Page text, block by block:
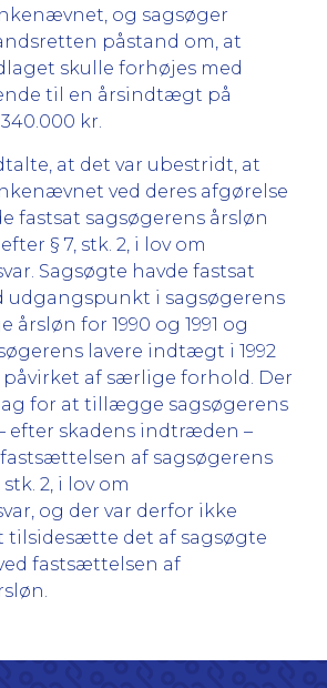
og sagsøger
påstand om, at
skulle forhøjes med
til en årsindtægt på
kr.
at det var ubestridt, at
ved deres afgørelse
fastsat sagsøgerens årsløn
§ 7, stk. 2, i lov om
Sagsøgte havde fastsat
udgangspunkt i sagsøgerens
for 1990 og 1991 og
lavere indtægt i 1992
påvirket af særlige forhold. Der
for at tillægge sagsøgerens
efter skadens indtræden –
af sagsøgerens
2, i lov om
og der var derfor ikke
tilsidesætte det af sagsøgte
fastsættelsen af